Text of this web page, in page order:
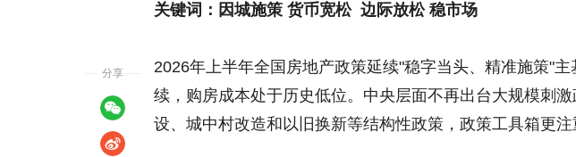
关键词：因城施策 货币宽松 边际放松 稳市场
2026年上半年全国房地产政策延续"稳字当头、精准施策"
续，购房成本处于历史低位。中央层面不再出台大规模刺
设、城中村改造和以旧换新等结构性政策，政策工具箱更注
分享